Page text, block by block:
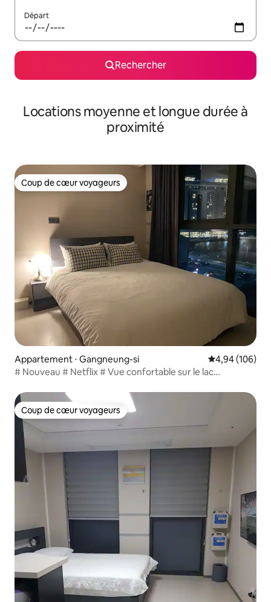
Départ
Rechercher
Locations moyenne et longue durée à
proximité
Coup de cœur voyageurs
Coup de cœur voyageurs
Appartement ⋅ Gangneung-si Évaluation
4,94 (106)
# Nouveau # Netflix # Vue confortable sur le lac
Repos # Gyeongpo Haute Mer
Coup de cœur voyageurs
Coup de cœur voyageurs